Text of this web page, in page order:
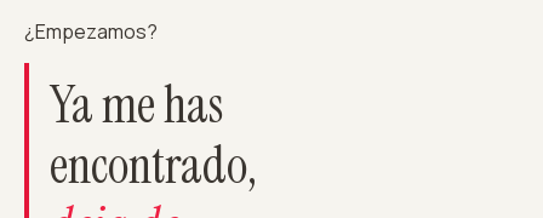
¿Empezamos?
Ya me has
encontrado,